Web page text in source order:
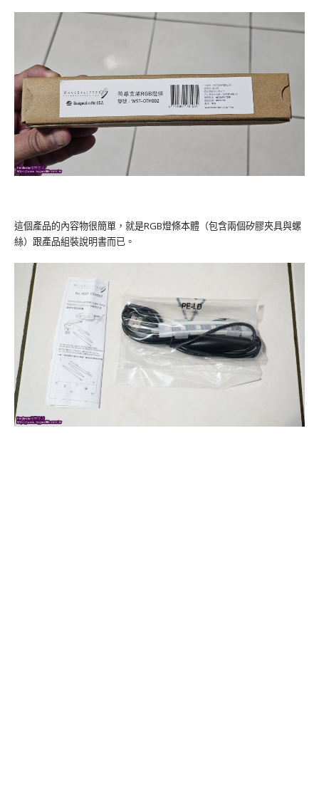
這個產品的內容物很簡單，就是RGB燈條本體（包含兩個矽膠夾具與螺
絲）跟產品組裝說明書而已。